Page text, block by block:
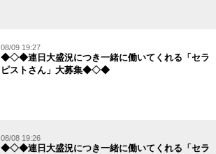
08/09 19:27
◆◇◆連日大盛況につき一緒に働いてくれる「セラ
ピストさん」大募集◆◇◆
08/08 19:26
◆◇◆連日大盛況につき一緒に働いてくれる「セラ